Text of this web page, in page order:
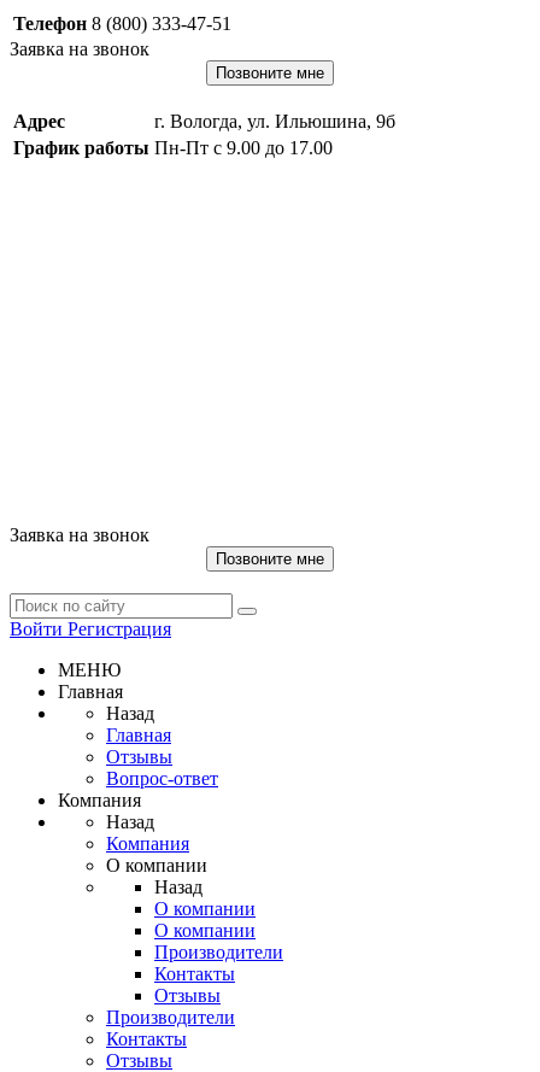
Телефон 8 (800) 333-47-51
Заявка на звонок
Позвоните мне
Адрес
г. Вологда, ул. Ильюшина, 9б
График работы Пн-Пт с 9.00 до 17.00
Заявка на звонок
Позвоните мне
Войти Регистрация
МЕНЮ
Главная
Назад
Главная
Отзывы
Вопрос-ответ
Компания
Назад
Компания
О компании
Назад
О компании
О компании
Производители
Контакты
Отзывы
Производители
Контакты
Отзывы